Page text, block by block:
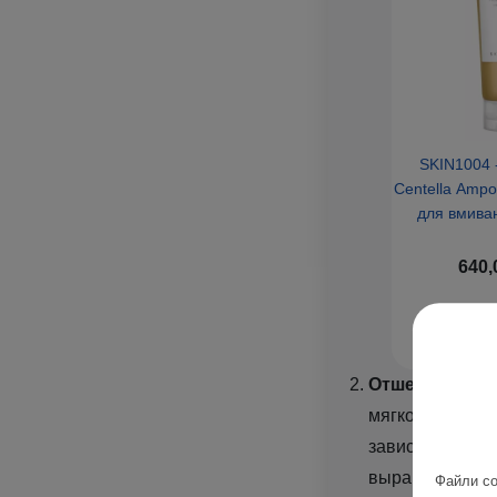
Файли
SKIN1004
Centella
для
мягкой. Для
зависимости
выравнивает